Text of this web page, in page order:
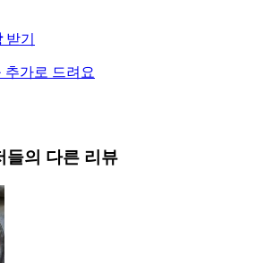
받기
추가로 드려요
들의 다른 리뷰